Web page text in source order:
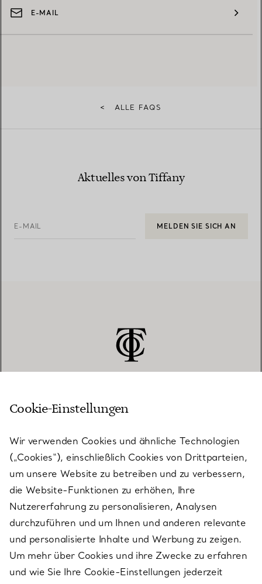
E-MAIL
< ALLE FAQS
Aktuelles von Tiffany
E-MAIL MELDEN SIE SICH AN
KUNDENSERVICE
SERVICES
ÜBER TIFFANY & CO.
RECHTLICHE HINWEISE
Cookie-Einstellungen
Wir verwenden Cookies und ähnliche Technologien
(„Cookies“), einschließlich Cookies von Drittparteien,
um unsere Website zu betreiben und zu verbessern,
die Website-Funktionen zu erhöhen, Ihre
Nutzererfahrung zu personalisieren, Analysen
durchzuführen und um Ihnen und anderen relevante
und personalisierte Inhalte und Werbung zu zeigen.
Um mehr über Cookies und ihre Zwecke zu erfahren
und wie Sie Ihre Cookie-Einstellungen jederzeit